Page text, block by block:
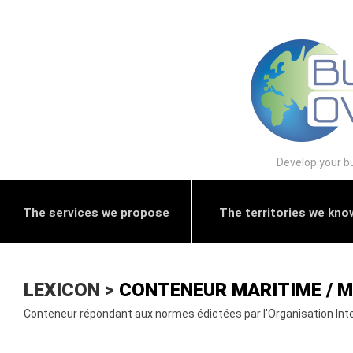
Develop your
The services we propose The territories we
LEXICON > CONTENEUR MARITIME /
Conteneur répondant aux normes édictées par l'Organisation